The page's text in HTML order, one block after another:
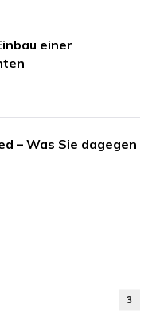
einer
– Was Sie dagegen
3